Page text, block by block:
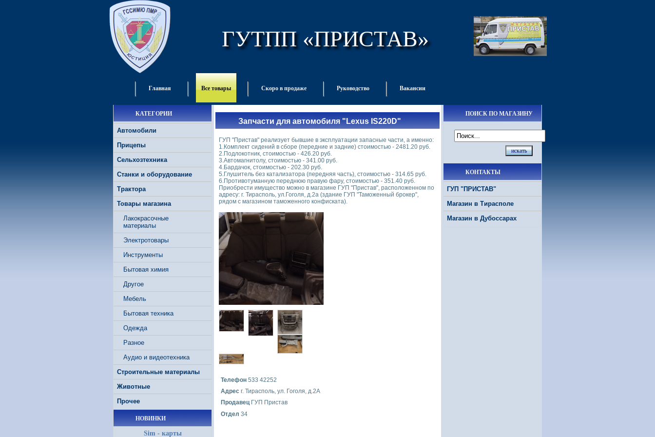
ГУТПП «ПРИСТАВ»
Главная Все товары Скоро в продаже Руководство Вакансии
КАТЕГОРИИ
Автомобили
Прицепы
Сельхозтехника
Станки и оборудование
Трактора
Товары магазина
Лакокрасочные
материалы
Электротовары
Инструменты
Бытовая химия
Другое
Мебель
Бытовая техника
Одежда
Разное
Аудио и видеотехника
Строительные материалы
Животные
Прочее
НОВИНКИ
Sim - карты
Запчасти для автомобиля "Lexus IS220D"
ГУП "Пристав" реализует бывшие в эксплуатации запасные части, а именно:
1.Комплект сидений в сборе (передние и задние) стоимостью - 2481.20 руб.
2.Подлокотник, стоимостью - 426.20 руб.
3.Автомагнитолу, стоимостью - 341.00 руб.
4.Бардачок, стоимостью - 202.30 руб.
5.Глушитель без катализатора (передняя часть), стоимостью - 314.65 руб.
6.Противотуманную переднюю правую фару, стоимостью - 351.40 руб.
Приобрести имущество можно в магазине ГУП "Пристав", расположенном по
адресу: г. Тирасполь, ул.Гоголя, д.2а (здание ГУП "Таможенный брокер",
рядом с магазином таможенного конфиската).
Телефон 533 42252
Адрес г. Тирасполь, ул. Гоголя, д.2А
Продавец ГУП Пристав
Отдел 34
ПОИСК ПО МАГАЗИНУ
КОНТАКТЫ
ГУП "ПРИСТАВ"
Магазин в Тирасполе
Магазин в Дубоссарах